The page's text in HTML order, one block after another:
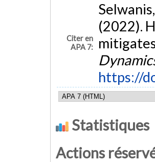
Citer en
APA 7:
(2022).
https://
Statistiques
Actions